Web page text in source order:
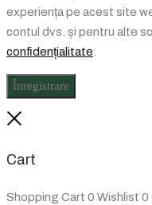
experiența pe acest site
contul dvs. și pentru alte
confidențialitate.
Înregistrare
Cart
Shopping Cart 0 Wishlist 0